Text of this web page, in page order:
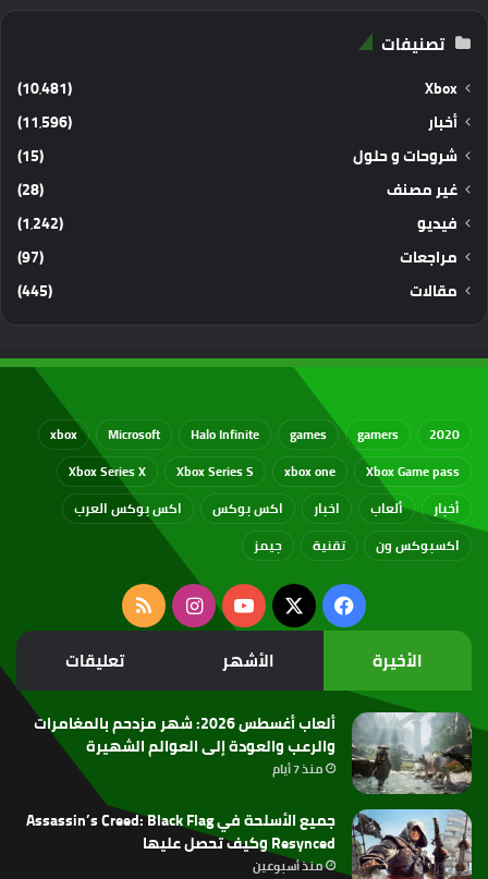
تصنيفات
Xbox
(10٬481)
أخبار
(11٬596)
شروحات و حلول
(15)
غير مصنف
(28)
فيديو
(1٬242)
مراجعات
(97)
مقالات
(445)
2020
gamers
games
Halo Infinite
Microsoft
xbox
Xbox Game pass
xbox one
Xbox Series S
Xbox Series X
أخبار
ألعاب اخبار اكس بوكس
اكس بوكس العرب
اكسبوكس ون
تقنية جيمز
فيسبوك
‫X
‫YouTubeانستقرامملخص
الموقع
RSS
الأخيرة الأشهر تعليقات
ألعاب أغسطس 2026: شهر مزدحم بالمغامرات
والرعب والعودة إلى العوالم الشهيرة
منذ 7 أيام
جميع الأسلحة في Assassin’s Creed: Black Flag
Resynced وكيف تحصل عليها
منذ أسبوعين